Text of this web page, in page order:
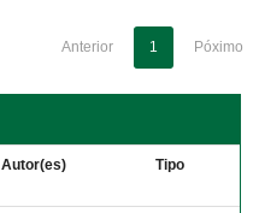
Anterior 1 Póximo
Autor(es) Tipo